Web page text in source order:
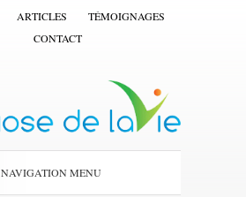
ARTICLES
TÉMOIGNAGES
CONTACT
NAVIGATION MENU